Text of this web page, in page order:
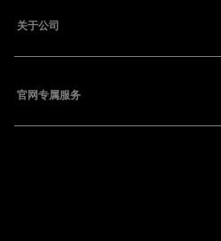
关于公司
官网专属服务